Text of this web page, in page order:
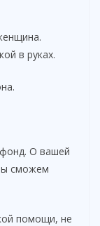
в руках.
О вашей
сможем
помощи, не